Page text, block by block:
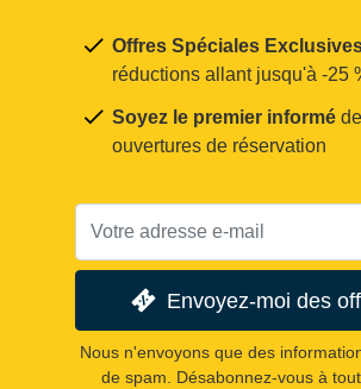
Offres Spéciales
réductions allant jusqu'à -25
Soyez le premier informé
ouvertures de réservation
Envoyez-moi des
Nous n'envoyons que des
de spam. Désabonnez-vous à